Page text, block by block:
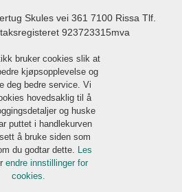
Skules vei 361 7100 Rissa Tlf.
923723315mva
bruker cookies slik at
kjøpsopplevelse og
deg bedre service. Vi
hovedsaklig til å
og huske
puttet i handlekurven
å bruke siden som
du godtar dette.
Les
endre innstillinger for
cookies.